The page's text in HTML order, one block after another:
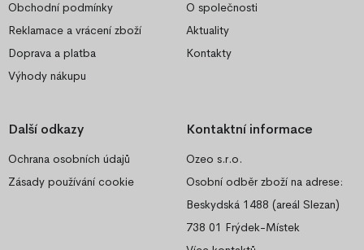
Obchodní podmínky
Reklamace a vrácení zboží
Doprava a platba
Výhody nákupu
O společnosti
Aktuality
Kontakty
Další odkazy
Ochrana osobních údajů
Zásady používání cookie
Kontaktní informace
Ozeo s.r.o.
Osobní odběr zboží na adrese:
Beskydská 1488 (areál Slezan)
738 01 Frýdek-Místek